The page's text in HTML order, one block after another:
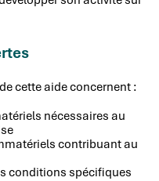
cette aide concernent :
nécessaires au
contribuant au
conditions spécifiques